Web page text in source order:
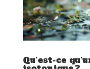
Qu’est-ce